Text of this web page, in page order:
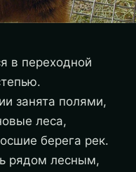
в переходной
занята полями,
леса,
берега рек.
рядом лесным,